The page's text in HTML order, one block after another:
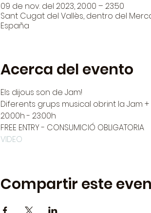
09 de nov. del 2023, 20:00 – 23:50
Sant Cugat del Vallès, dentro del
España
Acerca del evento
Els dijous son de Jam!
Diferents grups musical obrint la Jam
20:00h - 23:00h
FREE ENTRY - CONSUMICIÓ OBLIGATORIA
VIDEO
Compartir este